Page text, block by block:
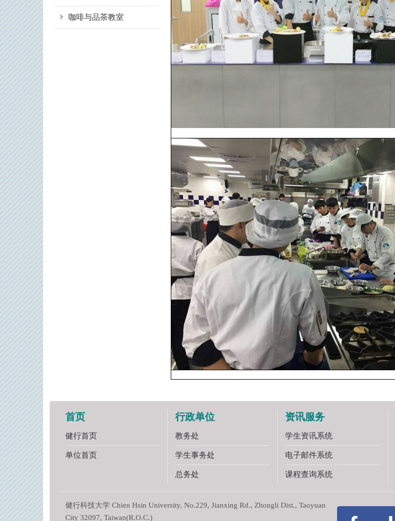
咖啡与品茶教室
首页
健行首页
单位首页
行政单位
教务处
学生事务处
总务处
资讯服务
学生资讯系统
电子邮件系统
课程查询系统
健行科技大学 Chien Hsin University, No.229, Jianxing Rd., Zhongli Dist., Taoyuan
City 32097, Taiwan(R.O.C.)